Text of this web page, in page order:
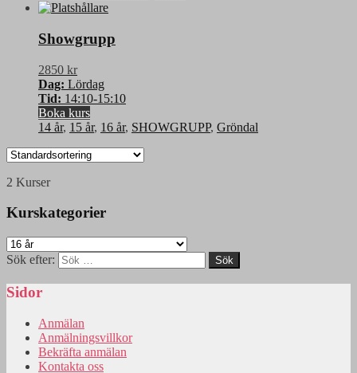
Showgrupp
2850 kr
Dag: Lördag
Tid: 14:10-15:10
Boka kurs
14 år, 15 år, 16 år, SHOWGRUPP, Gröndal
2 Kurser
Kurskategorier
Sök efter:
Sidor
Anmälan
Anmälningsvillkor
Bekräfta anmälan
Kontakta oss